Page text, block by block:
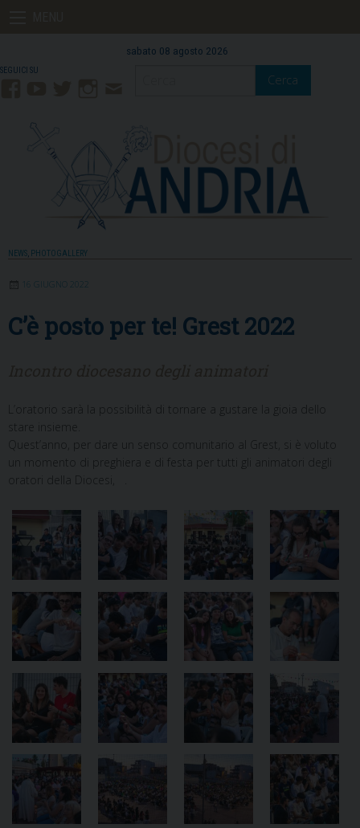
sabato 08 agosto 2026
Mail
Cerca
NEWS, PHOTOGALLERY
16 GIUGNO 2022
C’è posto per te! Grest 2022
L’oratorio sarà la possibilità di tornare a gustare la gioia dello
stare insieme.
Quest’anno, per dare un senso comunitario al Grest, si è voluto
un momento di preghiera e di festa per tutti gli animatori degli
oratori della Diocesi, .